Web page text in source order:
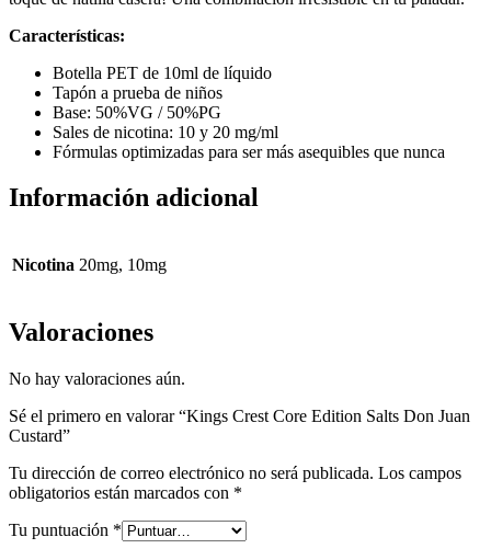
Características:
Botella PET de 10ml de líquido
Tapón a prueba de niños
Base: 50%VG / 50%PG
Sales de nicotina: 10 y 20 mg/ml
Fórmulas optimizadas para ser más asequibles que nunca
Información adicional
Nicotina 20mg, 10mg
Valoraciones
No hay valoraciones aún.
Sé el primero en valorar “Kings Crest Core Edition Salts Don Juan
Custard”
Tu dirección de correo electrónico no será publicada. Los campos
obligatorios están marcados con *
Tu puntuación *